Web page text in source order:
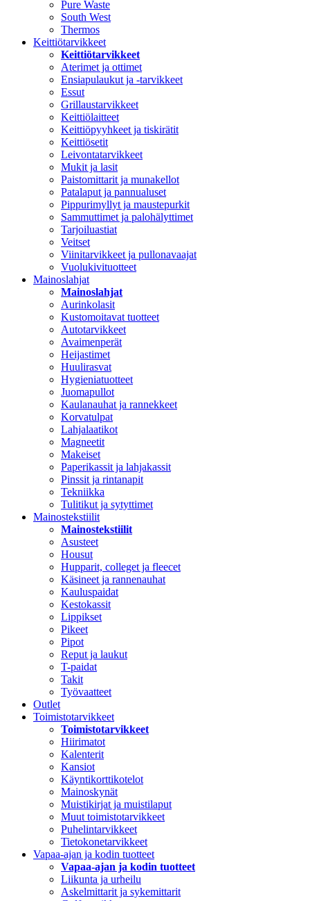
Pure Waste
South West
Thermos
Keittiötarvikkeet
Keittiötarvikkeet
Aterimet ja ottimet
Ensiapulaukut ja -tarvikkeet
Essut
Grillaustarvikkeet
Keittiölaitteet
Keittiöpyyhkeet ja tiskirätit
Keittiösetit
Leivontatarvikkeet
Mukit ja lasit
Paistomittarit ja munakellot
Patalaput ja pannualuset
Pippurimyllyt ja maustepurkit
Sammuttimet ja palohälyttimet
Tarjoiluastiat
Veitset
Viinitarvikkeet ja pullonavaajat
Vuolukivituotteet
Mainoslahjat
Mainoslahjat
Aurinkolasit
Kustomoitavat tuotteet
Autotarvikkeet
Avaimenperät
Heijastimet
Huulirasvat
Hygieniatuotteet
Juomapullot
Kaulanauhat ja rannekkeet
Korvatulpat
Lahjalaatikot
Magneetit
Makeiset
Paperikassit ja lahjakassit
Pinssit ja rintanapit
Tekniikka
Tulitikut ja sytyttimet
Mainostekstiilit
Mainostekstiilit
Asusteet
Housut
Hupparit, colleget ja fleecet
Käsineet ja rannenauhat
Kauluspaidat
Kestokassit
Lippikset
Pikeet
Pipot
Reput ja laukut
T-paidat
Takit
Työvaatteet
Outlet
Toimistotarvikkeet
Toimistotarvikkeet
Hiirimatot
Kalenterit
Kansiot
Käyntikorttikotelot
Mainoskynät
Muistikirjat ja muistilaput
Muut toimistotarvikkeet
Puhelintarvikkeet
Tietokonetarvikkeet
Vapaa-ajan ja kodin tuotteet
Vapaa-ajan ja kodin tuotteet
Liikunta ja urheilu
Askelmittarit ja sykemittarit